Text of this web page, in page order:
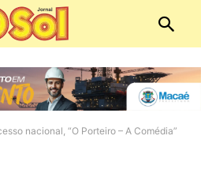
nacional, “O Porteiro – A Comédia”